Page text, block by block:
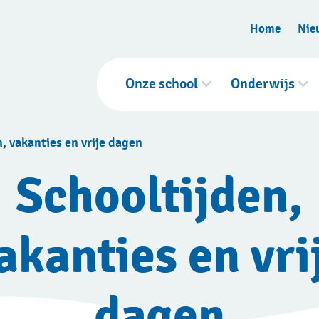
Home
Onze school Onderwijs
vakanties en vrije dagen
Schooltijden,
en